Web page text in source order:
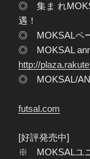
◎ 集ま れ
遇！
◎ MOKSAL
◎ MOKSAL
http://
◎ MOKSAL/
futsal.com
[好評発売中]
※ MOKSALユ